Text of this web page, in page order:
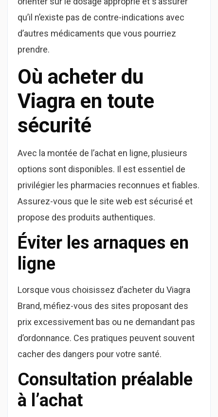
qu’il n’existe pas de contre-indications avec
d’autres médicaments que vous pourriez
prendre.
Où acheter du
Viagra en toute
sécurité
Avec la montée de l’achat en ligne, plusieurs
options sont disponibles. Il est essentiel de
privilégier les pharmacies reconnues et fiables.
Assurez-vous que le site web est sécurisé et
propose des produits authentiques.
Éviter les arnaques en
ligne
Lorsque vous choisissez d’acheter du Viagra
Brand, méfiez-vous des sites proposant des
prix excessivement bas ou ne demandant pas
d’ordonnance. Ces pratiques peuvent souvent
cacher des dangers pour votre santé.
Consultation préalable
à l’achat